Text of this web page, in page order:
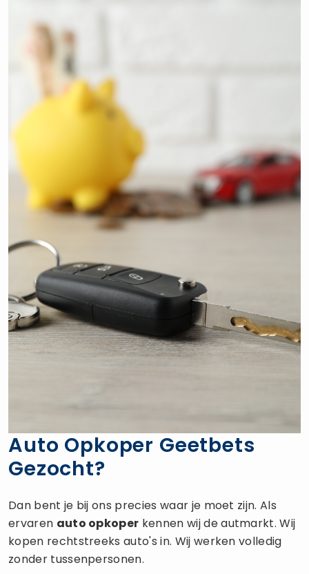
Auto Opkoper Geetbets
Gezocht?
Dan bent je bij ons precies waar je moet zijn. Als
ervaren auto opkoper kennen wij de autmarkt. Wij
kopen rechtstreeks auto's in. Wij werken volledig
zonder tussenpersonen.